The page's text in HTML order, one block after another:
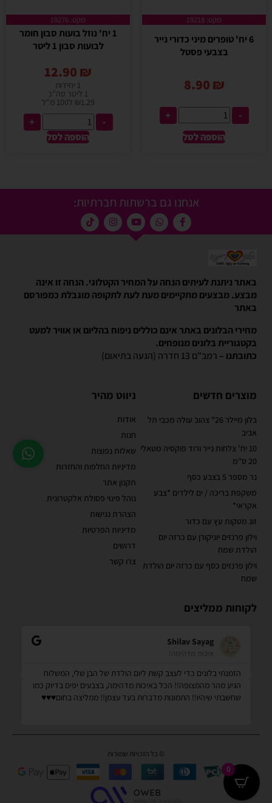
מקט: 19218
6 יח' טופרים מיני כדורי נייר
בצבעי פסטל
8.90 ₪
-
+
הוספה לסל
מקט: 19276
1 יח' נוזל בועות סבון חומר
לבועות סבון 1 ליטר
12.90 ₪
1 יחידות
1 ליטר סה"כ
₪1.29 ל100 מ"ל
-
+
הוספה לסל
אנחנו גם ברשתות חברתיות:
באתר ניתנת לעיתים הנחה על המחיר הקטלוגי. הנחה זו אינה
מבצע. מבצעים מתקיימים מעת לעת לתקופה מוגבלת כמפורסם
באתר
מחירי הבלונים באתר אינם כוללים ניפוח בהליום או אוויר למעט
בקטגוריית בלונים מנופחים.
כתובתנו – רמב"ם 13 חדרה (הגעה בתיאום)
מוצרים חדשים
בלון מיילר 26" צהוב עולה מכבי תל
אביב
10 יח' צלחות נייר ורוד פוקסיה מטאלי
20 ס"מ
נר מספר 5 בצבע כסף
משקפת בריכה / ים לילדים *צבע
אקראי*
זוג מטקות עץ עם כדור
וילון פרנזים יוניקורן עם כרזה יום
הולדת שמח
וילון פרנזים כסף עם כרזה יום הולדת
שמח
ניווט מהיר
אודות
חנות
שאלות נפוצות
מדיניות החלפות והחזרות
תקנון אתר
נוהל פינוי פסולת אלקטרונית
הצהרת נגישות
מדיניות הפרטיות
דרושים
צרו קשר
לקוחות ממליצים
Shilav Sayag
איכות מדהימה!
הזמנתי בלונים כדי לעצב קשת ליום הולדת של הבן שלי, המשלוח
הגיע מהר מהמצופה!! הכל באיכות מדהימה, בצבעים יפים בדיוק כמו
שחשבתי שיהיו!! התמונות מדברות בעד עצמן!! ממליצה בחום♥️♥️♥️
© כל הזכויות שמורות
0